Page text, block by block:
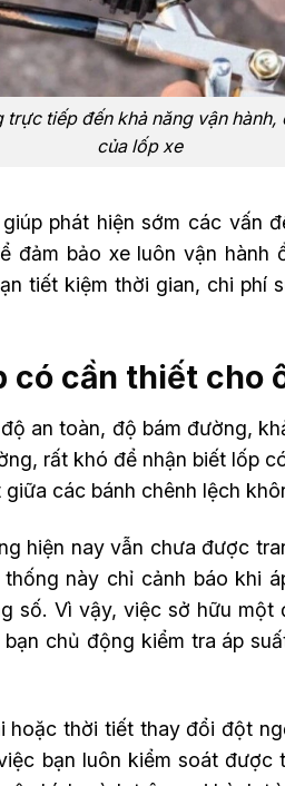
trực tiếp đến khả năng vận
của lốp xe
phát hiện sớm các vấn
bảo xe luôn vận hành
tiết kiệm thời gian, chi phí
có cần thiết cho
an toàn, độ bám đường,
rất khó để nhận biết lốp
các bánh chênh lệch
hiện nay vẫn chưa được
này chỉ cảnh báo khi
số. Vì vậy, việc sở hữu một
chủ động kiểm tra áp
thời tiết thay đổi đột
bạn luôn kiểm soát được